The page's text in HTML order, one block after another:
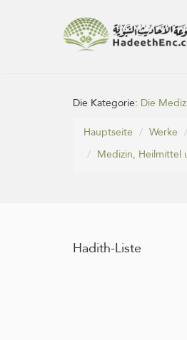
Die Kategorie: Die
Hauptseite
Werke
Medizin, Heilmittel
Hadith-Liste